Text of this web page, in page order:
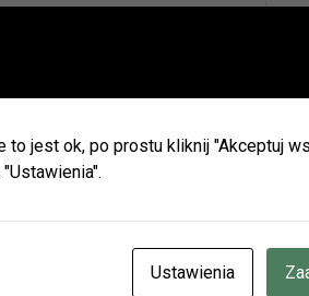
BARDZIEJ PRZERAŻAJĄCA
Ilse Koch dokonała
informacja!
i w Hadrze oraz oddział dla
w Herbach (ul. Lubliniecka) i w
pracowników godziny otwarcia
na naszej stronie internetowej i
ŻE W DNIACH 3-14 SIERPNIA
to jest ok, po prostu kliknij "Akceptuj
Ustawienia